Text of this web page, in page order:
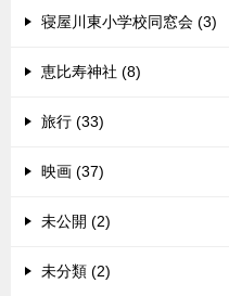
寝屋川東小学校同窓会 (3)
恵比寿神社 (8)
旅行 (33)
映画 (37)
未公開 (2)
未分類 (2)